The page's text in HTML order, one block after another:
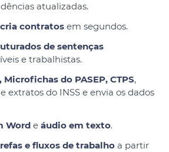
atualizadas.
contratosem segundos.
de sentenças
e trabalhistas.
Microfichas do PASEP, CTPS,
extratos do INSS e envia os dados
Worde áudio em texto.
e fluxos de trabalhoa partir